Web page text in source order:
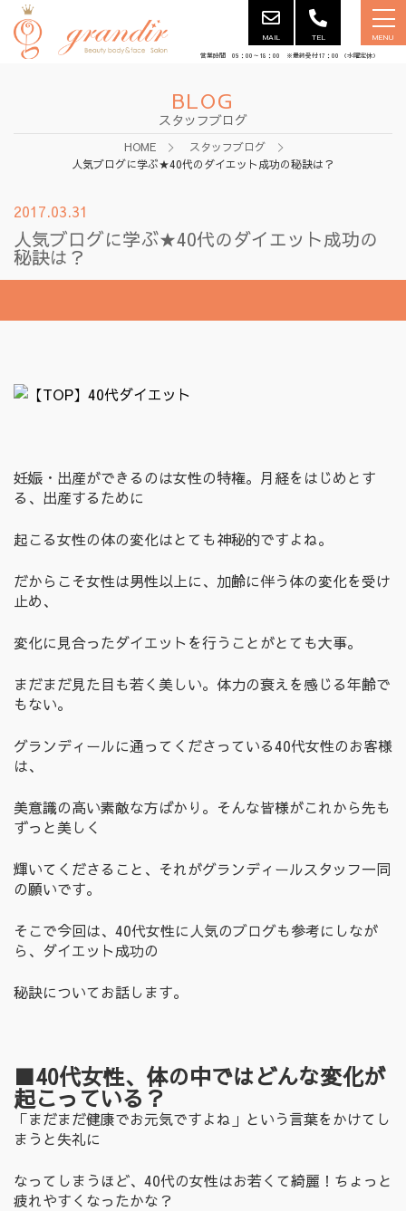
MAIL TEL MENU
営業時間 09：00～18：00 ※最終受付17：00 （水曜定休）
BLOG
スタッフブログ
HOME
スタッフブログ
人気ブログに学ぶ★40代のダイエット成功の秘訣は？
2017.03.31
人気ブログに学ぶ★40代のダイエット成功の
秘訣は？
妊娠・出産ができるのは女性の特権。月経をはじめとす
る、出産するために
起こる女性の体の変化はとても神秘的ですよね。
だからこそ女性は男性以上に、加齢に伴う体の変化を受け
止め、
変化に見合ったダイエットを行うことがとても大事。
まだまだ見た目も若く美しい。体力の衰えを感じる年齢で
もない。
グランディールに通ってくださっている40代女性のお客様
は、
美意識の高い素敵な方ばかり。そんな皆様がこれから先も
ずっと美しく
輝いてくださること、それがグランディールスタッフ一同
の願いです。
そこで今回は、40代女性に人気のブログも参考にしなが
ら、ダイエット成功の
秘訣についてお話します。
■40代女性、体の中ではどんな変化が
起こっている？
「まだまだ健康でお元気ですよね」という言葉をかけてし
まうと失礼に
なってしまうほど、40代の女性はお若くて綺麗！ちょっと
疲れやすくなったかな？